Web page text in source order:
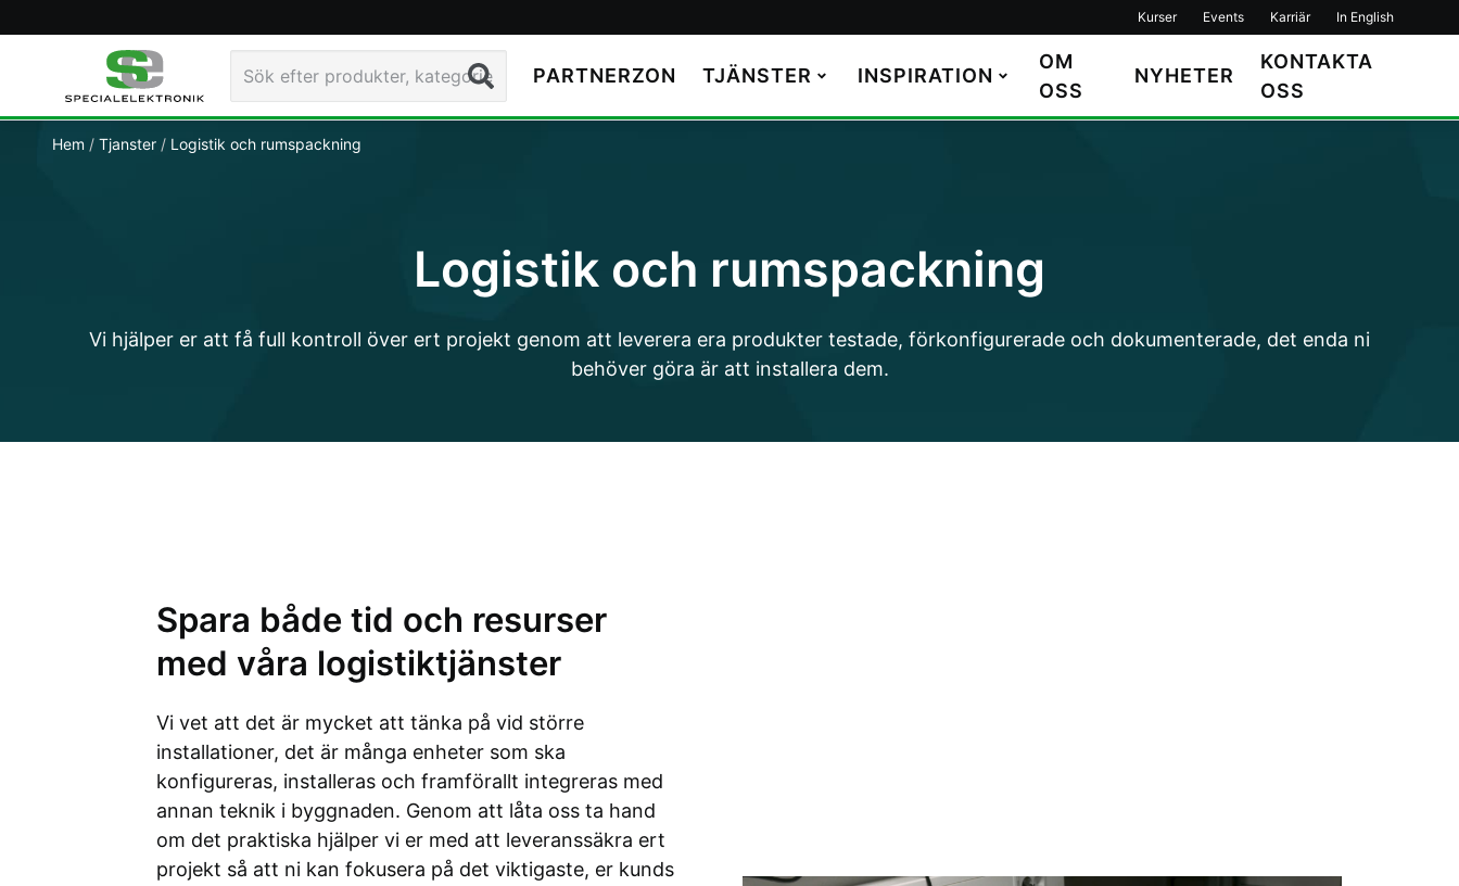
Kurser Events Karriär In English
Sök PARTNERZON TJÄNSTER INSPIRATION
OM
OSS
NYHETER
KONTAKTA
OSS
Hem Tjanster Logistik och rumspackning
Logistik och rumspackning
Vi hjälper er att få full kontroll över ert projekt genom att leverera era produkter testade, förkonfigurerade och dokumenterade, det enda ni
behöver göra är att installera dem.
Spara både tid och resurser
med våra logistiktjänster
Vi vet att det är mycket att tänka på vid större
installationer, det är många enheter som ska
konfigureras, installeras och framförallt integreras med
annan teknik i byggnaden. Genom att låta oss ta hand
om det praktiska hjälper vi er med att leveranssäkra ert
projekt så att ni kan fokusera på det viktigaste, er kunds